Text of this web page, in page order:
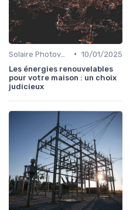
• 10/01/2025
Les énergies renouvelables
pour votre maison : un choix
judicieux